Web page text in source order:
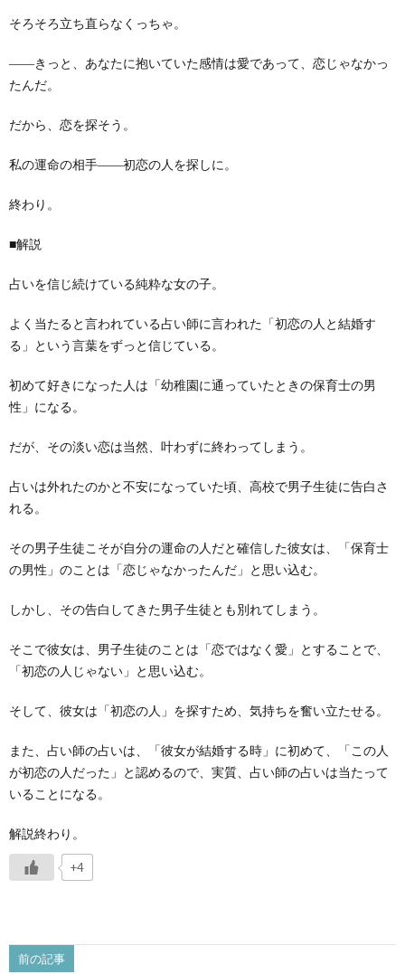
そろそろ立ち直らなくっちゃ。
――きっと、あなたに抱いていた感情は愛であって、恋じゃなかっ
たんだ。
だから、恋を探そう。
私の運命の相手――初恋の人を探しに。
終わり。
■解説
占いを信じ続けている純粋な女の子。
よく当たると言われている占い師に言われた「初恋の人と結婚す
る」という言葉をずっと信じている。
初めて好きになった人は「幼稚園に通っていたときの保育士の男
性」になる。
だが、その淡い恋は当然、叶わずに終わってしまう。
占いは外れたのかと不安になっていた頃、高校で男子生徒に告白さ
れる。
その男子生徒こそが自分の運命の人だと確信した彼女は、「保育士
の男性」のことは「恋じゃなかったんだ」と思い込む。
しかし、その告白してきた男子生徒とも別れてしまう。
そこで彼女は、男子生徒のことは「恋ではなく愛」とすることで、
「初恋の人じゃない」と思い込む。
そして、彼女は「初恋の人」を探すため、気持ちを奮い立たせる。
また、占い師の占いは、「彼女が結婚する時」に初めて、「この人
が初恋の人だった」と認めるので、実質、占い師の占いは当たって
いることになる。
解説終わり。
+4
前の記事